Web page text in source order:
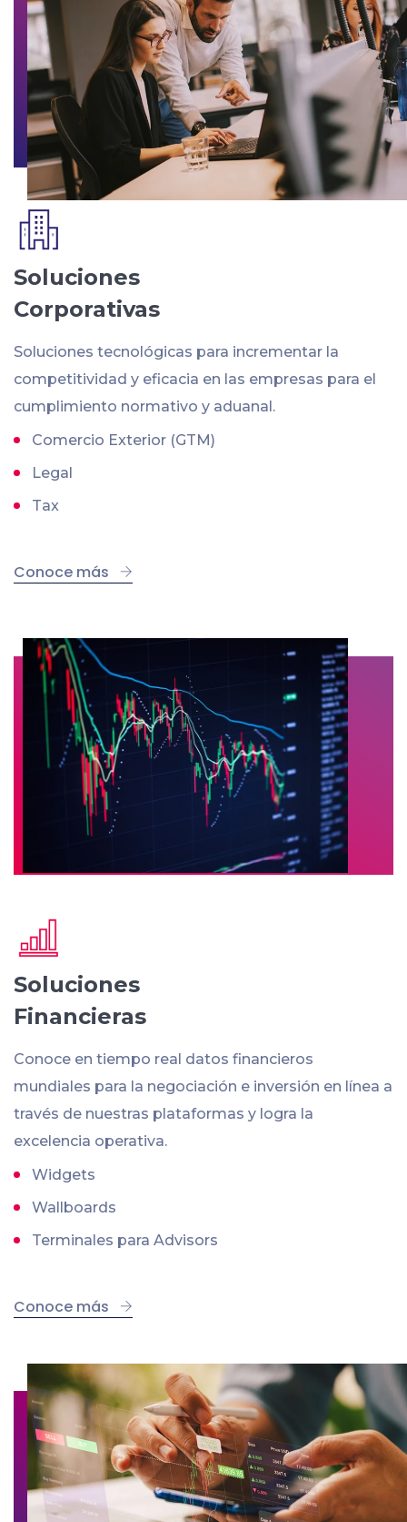
Soluciones
Corporativas
Soluciones tecnológicas para incrementar la
competitividad y eficacia en las empresas para el
cumplimiento normativo y aduanal.
Comercio Exterior (GTM)
Legal
Tax
Conoce más
Soluciones
Financieras
Conoce en tiempo real datos financieros
mundiales para la negociación e inversión en línea a
través de nuestras plataformas y logra la
excelencia operativa.
Widgets
Wallboards
Terminales para Advisors
Conoce más